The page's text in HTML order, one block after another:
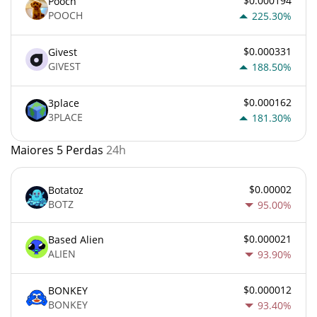
POOCH
225.30%
Givest
GIVEST
$0.000331
188.50%
3place
3PLACE
$0.000162
181.30%
Maiores 5 Perdas 24h
Botatoz
BOTZ
$0.00002
95.00%
Based Alien
ALIEN
$0.000021
93.90%
BONKEY
BONKEY
$0.000012
93.40%